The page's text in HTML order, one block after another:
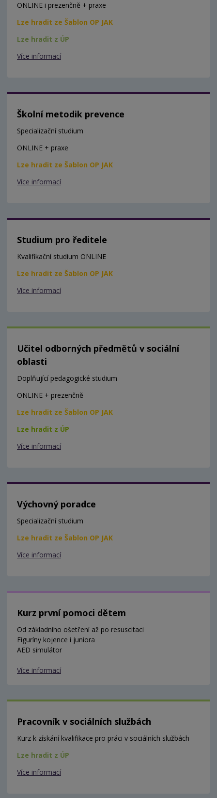
ONLINE i prezenčně + praxe
Lze hradit ze Šablon OP JAK
Lze hradit z ÚP
Více informací
Školní metodik prevence
Specializační studium
ONLINE + praxe
Lze hradit ze Šablon OP JAK
Více informací
Studium pro ředitele
Kvalifikační studium ONLINE
Lze hradit ze Šablon OP JAK
Více informací
Učitel odborných předmětů v sociální
oblasti
Doplňující pedagogické studium
ONLINE + prezenčně
Lze hradit ze Šablon OP JAK
Lze hradit z ÚP
Více informací
Výchovný poradce
Specializační studium
Lze hradit ze Šablon OP JAK
Více informací
Kurz první pomoci dětem
Od základního ošetření až po resuscitaci
Figuríny kojence i juniora
AED simulátor
Více informací
Pracovník v sociálních službách
Kurz k získání kvalifikace pro práci v sociálních službách
Lze hradit z ÚP
Více informací